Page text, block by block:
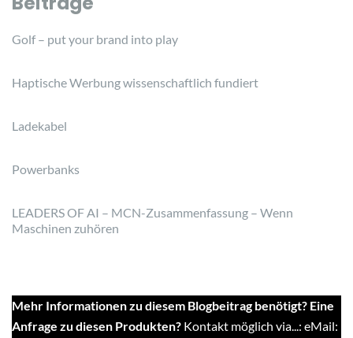
Golf – put your brand into play
Haptische Werbung wissenschaftlich fundiert
Ladekabel
Powerbanks
LEADERS OF AI – MCN-Zusammenfassung – Wenn
Maschinen zuhören
Mehr Informationen zu diesem Blogbeitrag benötigt? Eine
Anfrage zu diesen Produkten? Kontakt möglich via...: eMail: